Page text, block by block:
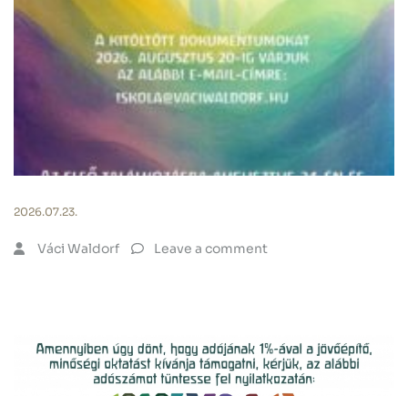
2026.07.23.
Váci Waldorf Leave a comment